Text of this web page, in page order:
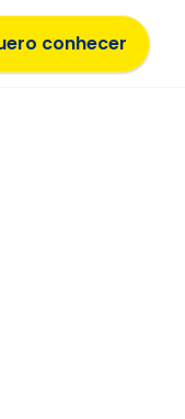
conhecer